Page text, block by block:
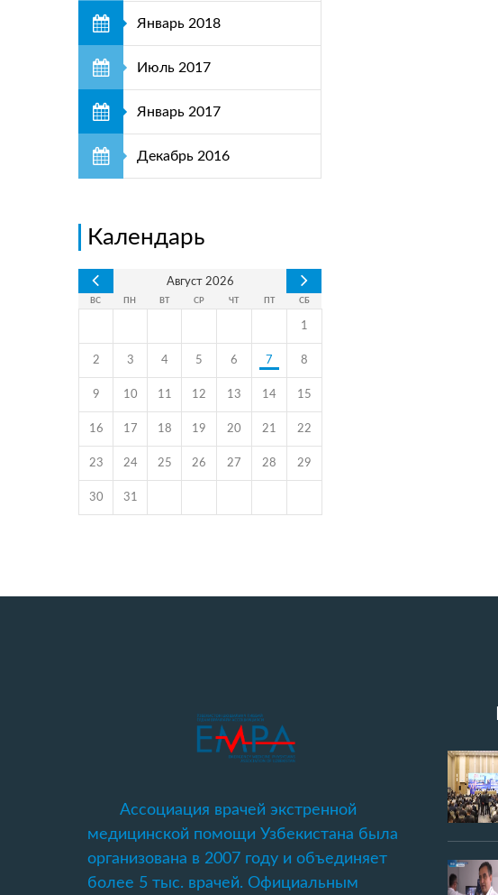
Январь 2018
Июль 2017
Январь 2017
Декабрь 2016
Календарь
Август 2026
ВС ПН ВТ СР ЧТ СБ
1
2 3 4 5 6 7 8
9 10 11 12 13 14 15
16 17 18 19 20 21 22
23 24 25 26 27 28 29
30 31
Ассоциация врачей экстренной
медицинской помощи Узбекистана была
организована в 2007 году и объединяет
более 5 тыс. врачей. Официальным